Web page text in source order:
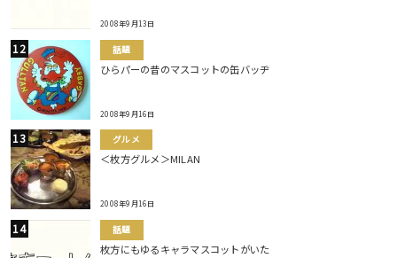
2008年9月13日
話題
ひらパーの昔のマスコットの缶バッヂ
2008年9月16日
グルメ
＜枚方グルメ＞MILAN
2008年9月16日
話題
枚方にもゆるキャラマスコットがいた